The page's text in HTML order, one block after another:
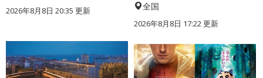
2026年8月8日 20:35 更新 全国
2026年8月8日 17:22更新